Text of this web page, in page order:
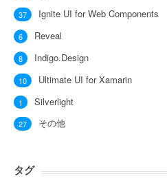
Ignite UI for Web Components
37
Reveal
6
Indigo.Design
8
Ultimate UI for Xamarin
10
Silverlight
1
その他
27
タグ